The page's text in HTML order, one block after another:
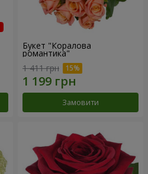
Букет "Коралова
романтика"
1 411 грн
Замовити